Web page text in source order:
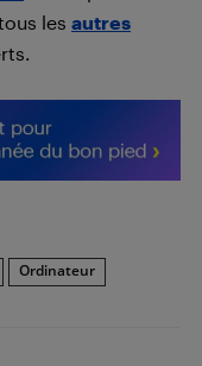
les autres
Ordinateur